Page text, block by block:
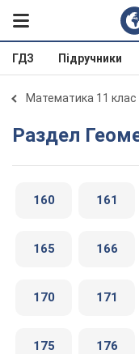
ГДЗ Підручники
Математика 11 клас
Раздел
160 161
165 166
170 171
175 176